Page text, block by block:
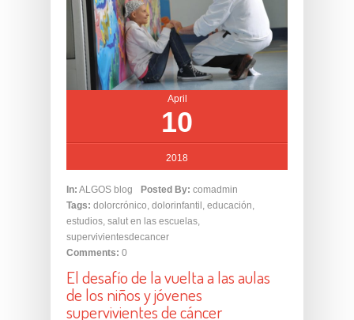
April
10
2018
In: ALGOS blog Posted By: comadmin
Tags: dolorcrónico dolorinfantil educación
estudios salut en las escuelas
supervivientesdecancer
Comments: 0
El desafío de la vuelta a las aulas
de los niños y jóvenes
supervivientes de cáncer